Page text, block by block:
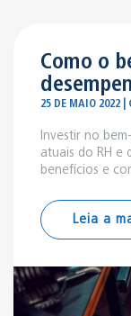
Como o
25 DE MAIO 2022 |
Investir no
atuais do RH e
benefícios e
Leia a